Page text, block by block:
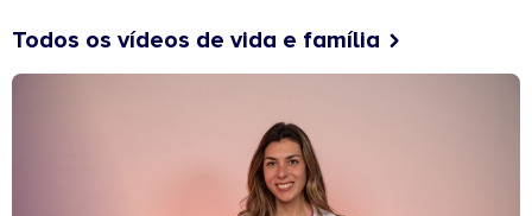
Todos os vídeos de vida e família